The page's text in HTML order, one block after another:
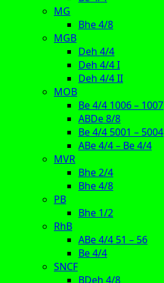
MG
Bhe 4/8
MGB
Deh 4/4
Deh 4/4 I
Deh 4/4 II
MOB
Be 4/4 1006 – 1007
ABDe 8/8
Be 4/4 5001 – 5004
ABe 4/4 – Be 4/4
MVR
Bhe 2/4
Bhe 4/8
PB
Bhe 1/2
RhB
ABe 4/4 51 – 56
Be 4/4
SNCF
BDeh 4/8